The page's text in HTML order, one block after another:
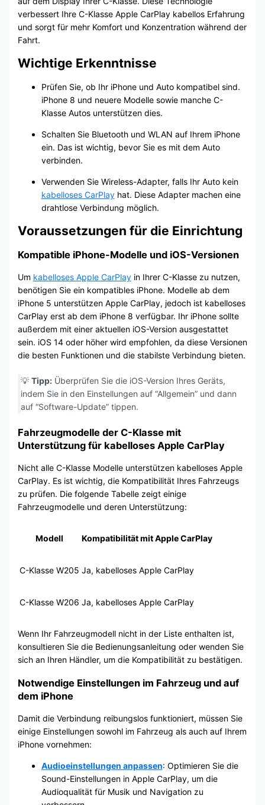
verbessert Ihre C-Klasse Apple CarPlay kabellos Erfahrung
und sorgt für mehr Komfort und Konzentration während der
Fahrt.
Wichtige Erkenntnisse
Prüfen Sie, ob Ihr iPhone und Auto kompatibel sind.
iPhone 8 und neuere Modelle sowie manche C-
Klasse Autos unterstützen dies.
Schalten Sie Bluetooth und WLAN auf Ihrem iPhone
ein. Das ist wichtig, bevor Sie es mit dem Auto
verbinden.
Verwenden Sie Wireless-Adapter, falls Ihr Auto kein
kabelloses CarPlayhat. Diese Adapter machen eine
drahtlose Verbindung möglich.
Voraussetzungen für die Einrichtung
Kompatible iPhone-Modelle und iOS-Versionen
Um kabelloses Apple CarPlayin Ihrer C-Klasse zu nutzen,
benötigen Sie ein kompatibles iPhone. Modelle ab dem
iPhone 5 unterstützen Apple CarPlay, jedoch ist kabelloses
CarPlay erst ab dem iPhone 8 verfügbar. Ihr iPhone sollte
außerdem mit einer aktuellen iOS-Version ausgestattet
sein. iOS 14 oder höher wird empfohlen, da diese Versionen
die besten Funktionen und die stabilste Verbindung bieten.
💡 Tipp:Überprüfen Sie die iOS-Version Ihres Geräts,
indem Sie in den Einstellungen auf “Allgemein” und dann
auf “Software-Update” tippen.
Fahrzeugmodelle der C-Klasse mit
Unterstützung für kabelloses Apple CarPlay
Nicht alle C-Klasse Modelle unterstützen kabelloses Apple
CarPlay. Es ist wichtig, die Kompatibilität Ihres Fahrzeugs
zu prüfen. Die folgende Tabelle zeigt einige
Fahrzeugmodelle und deren Unterstützung:
Modell Kompatibilität mit Apple CarPlay
C-Klasse W205 Ja, kabelloses Apple CarPlay
C-Klasse W206 Ja, kabelloses Apple CarPlay
Wenn Ihr Fahrzeugmodell nicht in der Liste enthalten ist,
konsultieren Sie die Bedienungsanleitung oder wenden Sie
sich an Ihren Händler, um die Kompatibilität zu bestätigen.
Notwendige Einstellungen im Fahrzeug und auf
dem iPhone
Damit die Verbindung reibungslos funktioniert, müssen Sie
einige Einstellungen sowohl im Fahrzeug als auch auf Ihrem
iPhone vornehmen:
Audioeinstellungen anpassen: Optimieren Sie die
Sound-Einstellungen in Apple CarPlay, um die
Audioqualität für Musik und Navigation zu